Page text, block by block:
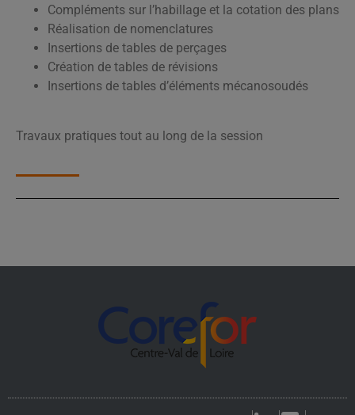
Compléments sur l’habillage et la cotation des plans
Réalisation de nomenclatures
Insertions de tables de perçages
Création de tables de révisions
Insertions de tables d’éléments mécanosoudés
Travaux pratiques tout au long de la session